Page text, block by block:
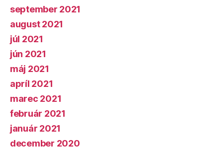
september 2021
august 2021
júl 2021
jún 2021
máj 2021
apríl 2021
marec 2021
február 2021
január 2021
december 2020